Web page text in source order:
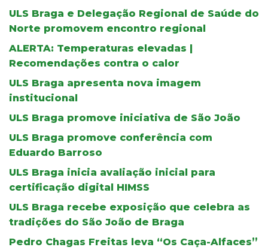
ULS Braga e Delegação Regional de Saúde do
Norte promovem encontro regional
ALERTA: Temperaturas elevadas |
Recomendações contra o calor
ULS Braga apresenta nova imagem
institucional
ULS Braga promove iniciativa de São João
ULS Braga promove conferência com
Eduardo Barroso
ULS Braga inicia avaliação inicial para
certificação digital HIMSS
ULS Braga recebe exposição que celebra as
tradições do São João de Braga
Pedro Chagas Freitas leva “Os Caça-Alfaces”